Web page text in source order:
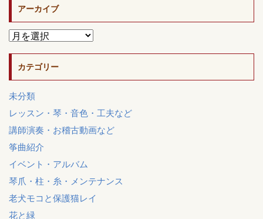
アーカイブ
カテゴリー
未分類
レッスン・琴・音色・工夫など
講師演奏・お稽古動画など
筝曲紹介
イベント・アルバム
琴爪・柱・糸・メンテナンス
老犬モコと保護猫レイ
花と緑